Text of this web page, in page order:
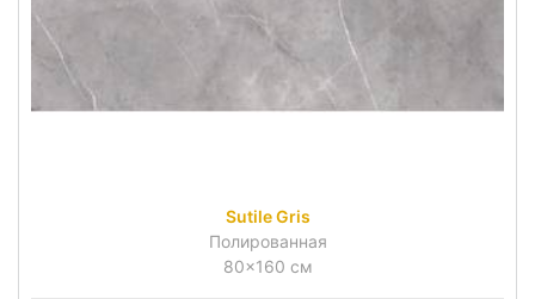
Sutile Gris
Полированная
80x160 см